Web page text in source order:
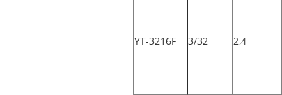
YT-3216F 3/32 2,4